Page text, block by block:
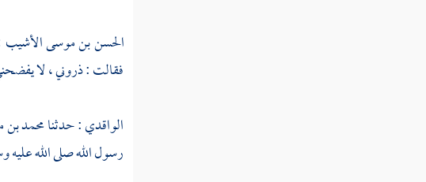
الحسن بن موسى الأشيب
فقالت : ذروني ، لا
الواقدي: حدثنامحمد
رسول الله صلى الله